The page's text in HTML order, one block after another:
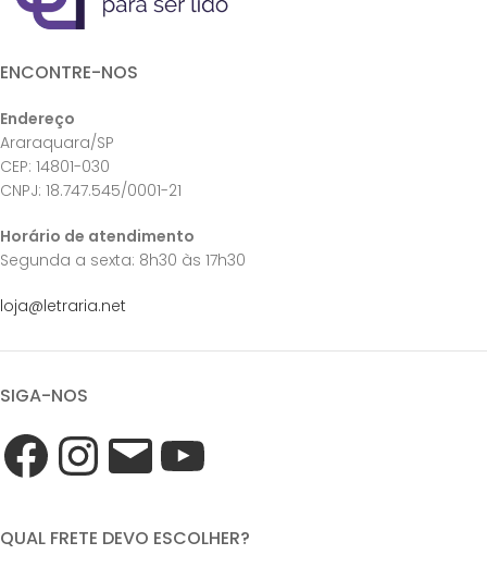
ENCONTRE-NOS
Endereço
Araraquara/SP
CEP: 14801-030
CNPJ: 18.747.545/0001-21
Horário de atendimento
Segunda a sexta: 8h30 às 17h30
loja@letraria.net
SIGA-NOS
QUAL FRETE DEVO ESCOLHER?